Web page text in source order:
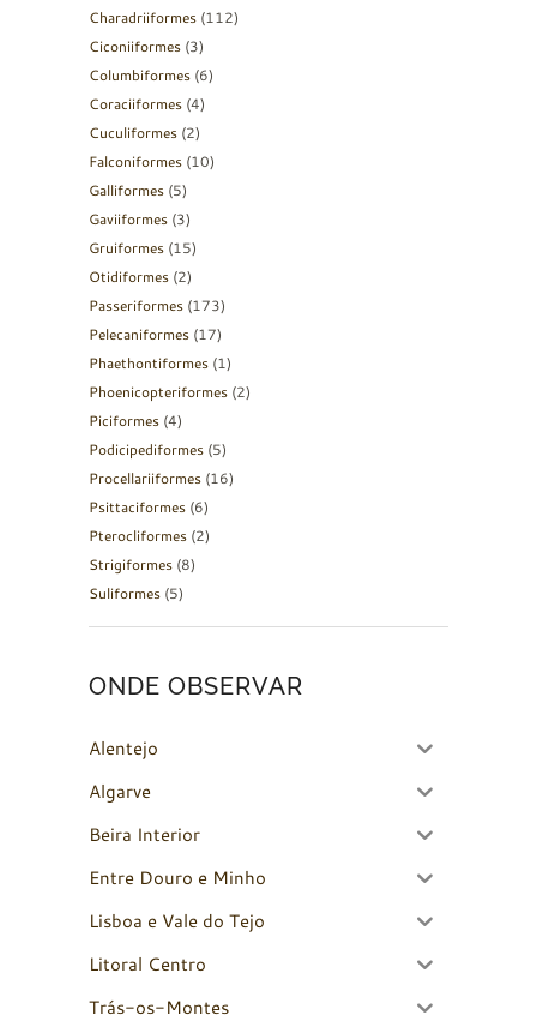
Charadriiformes (112)
Ciconiiformes (3)
Columbiformes (6)
Coraciiformes (4)
Cuculiformes (2)
Falconiformes (10)
Galliformes (5)
Gaviiformes (3)
Gruiformes (15)
Otidiformes (2)
Passeriformes (173)
Pelecaniformes (17)
Phaethontiformes (1)
Phoenicopteriformes (2)
Piciformes (4)
Podicipediformes (5)
Procellariiformes (16)
Psittaciformes (6)
Pterocliformes (2)
Strigiformes (8)
Suliformes (5)
ONDE OBSERVAR
Alentejo
Algarve
Beira Interior
Entre Douro e Minho
Lisboa e Vale do Tejo
Litoral Centro
Trás-os-Montes